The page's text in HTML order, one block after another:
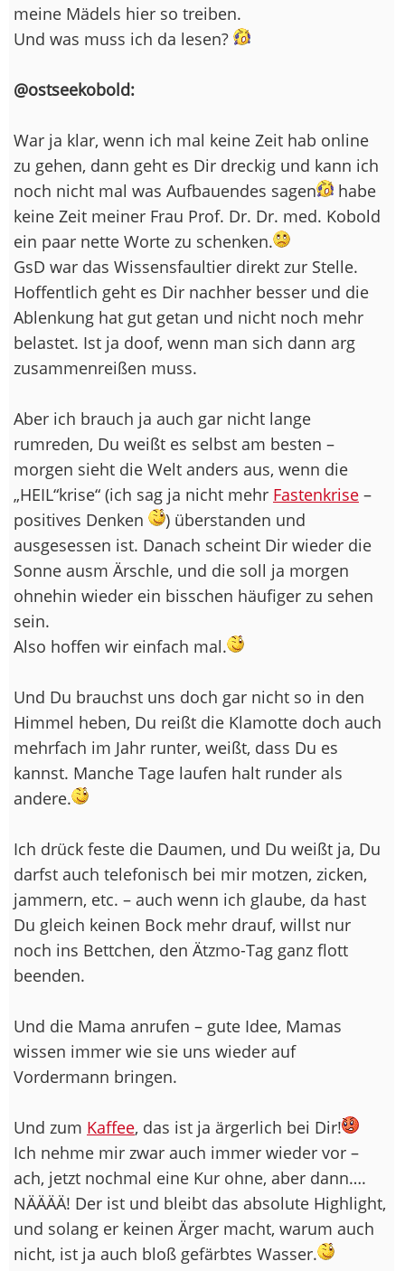
meine Mädels hier so treiben.
Und was muss ich da lesen?
@ostseekobold:
War ja klar, wenn ich mal keine Zeit hab online
zu gehen, dann geht es Dir dreckig und kann ich
noch nicht mal was Aufbauendes sagen
habe
keine Zeit meiner Frau Prof. Dr. Dr. med. Kobold
ein paar nette Worte zu schenken.
GsD war das Wissensfaultier direkt zur Stelle.
Hoffentlich geht es Dir nachher besser und die
Ablenkung hat gut getan und nicht noch mehr
belastet. Ist ja doof, wenn man sich dann arg
zusammenreißen muss.
Aber ich brauch ja auch gar nicht lange
rumreden, Du weißt es selbst am besten –
morgen sieht die Welt anders aus, wenn die
„HEIL“krise“ (ich sag ja nicht mehr Fastenkrise –
positives Denken
) überstanden und
ausgesessen ist. Danach scheint Dir wieder die
Sonne ausm Ärschle, und die soll ja morgen
ohnehin wieder ein bisschen häufiger zu sehen
sein.
Also hoffen wir einfach mal.
Und Du brauchst uns doch gar nicht so in den
Himmel heben, Du reißt die Klamotte doch auch
mehrfach im Jahr runter, weißt, dass Du es
kannst. Manche Tage laufen halt runder als
andere.
Ich drück feste die Daumen, und Du weißt ja, Du
darfst auch telefonisch bei mir motzen, zicken,
jammern, etc. – auch wenn ich glaube, da hast
Du gleich keinen Bock mehr drauf, willst nur
noch ins Bettchen, den Ätzmo-Tag ganz flott
beenden.
Und die Mama anrufen – gute Idee, Mamas
wissen immer wie sie uns wieder auf
Vordermann bringen.
Und zum Kaffee, das ist ja ärgerlich bei Dir!
Ich nehme mir zwar auch immer wieder vor –
ach, jetzt nochmal eine Kur ohne, aber dann….
NÄÄÄÄ! Der ist und bleibt das absolute Highlight,
und solang er keinen Ärger macht, warum auch
nicht, ist ja auch bloß gefärbtes Wasser.